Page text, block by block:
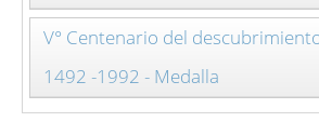
V° Centenario del
1492 -1992 - Medalla